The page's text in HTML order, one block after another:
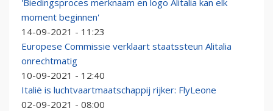
'Biedingsproces merknaam en logo Alitalia kan elk
moment beginnen'
14-09-2021 - 11:23
Europese Commissie verklaart staatssteun Alitalia
onrechtmatig
10-09-2021 - 12:40
Italië is luchtvaartmaatschappij rijker: FlyLeone
02-09-2021 - 08:00